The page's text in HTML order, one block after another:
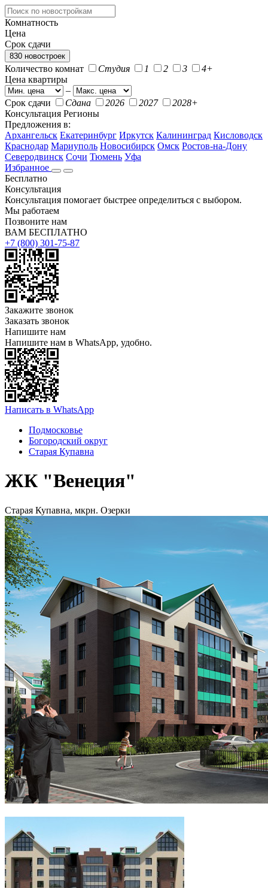
Комнатность
Цена
Срок сдачи
830 новостроек
Количество комнат Студия 1 2 3
4+
Цена квартиры
–
Срок сдачи
Сдана 2026 2027
2028+
Консультация Регионы
Предложения в:
Архангельск Екатеринбург Иркутск Калининград Кисловодск
Краснодар Мариуполь Новосибирск Омск Ростов-на-Дону
Северодвинск Сочи Тюмень Уфа
Избранное
Бесплатно
Консультация
Консультация помогает быстрее определиться с выбором.
Мы работаем
Позвоните нам
ВАМ БЕСПЛАТНО
+7 (800) 301-75-87
Закажите звонок
Заказать звонок
Напишите нам
Напишите нам в WhatsApp, удобно.
Написать в WhatsApp
Подмосковье
Богородский округ
Старая Купавна
ЖК "Венеция"
Старая Купавна, мкрн. Озерки